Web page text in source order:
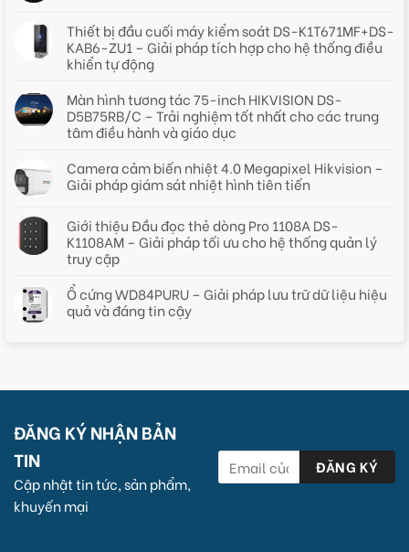
Thiết bị đầu cuối máy kiểm soát DS-K1T671MF+DS-
KAB6-ZU1 – Giải pháp tích hợp cho hệ thống điều
khiển tự động
Màn hình tương tác 75-inch HIKVISION DS-
D5B75RB/C – Trải nghiệm tốt nhất cho các trung
tâm điều hành và giáo dục
Camera cảm biến nhiệt 4.0 Megapixel Hikvision –
Giải pháp giám sát nhiệt hình tiên tiến
Giới thiệu Đầu đọc thẻ dòng Pro 1108A DS-
K1108AM – Giải pháp tối ưu cho hệ thống quản lý
truy cập
Ổ cứng WD84PURU – Giải pháp lưu trữ dữ liệu hiệu
quả và đáng tin cậy
ĐĂNG KÝ NHẬN BẢN
TIN
Cập nhật tin tức, sản phẩm,
khuyến mại